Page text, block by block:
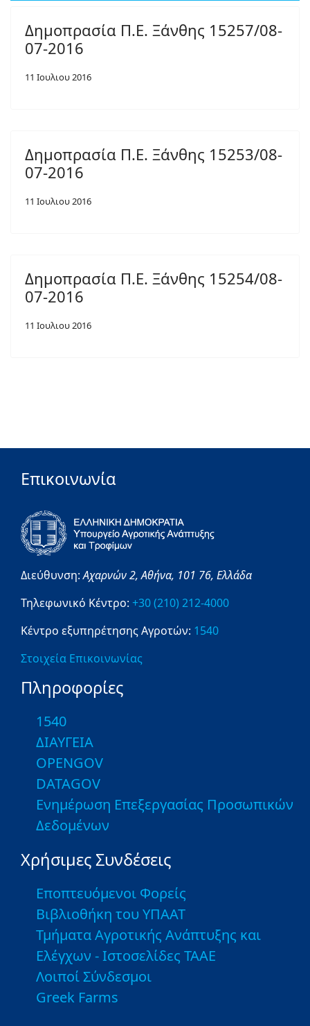
Δημοπρασία Π.Ε. Ξάνθης 15257/08-
07-2016
11 Ιουλιου 2016
Δημοπρασία Π.Ε. Ξάνθης 15253/08-
07-2016
11 Ιουλιου 2016
Δημοπρασία Π.Ε. Ξάνθης 15254/08-
07-2016
11 Ιουλιου 2016
Επικοινωνία
Διεύθυνση:Αχαρνών 2,Αθήνα, 101 76, Ελλάδα
Τηλεφωνικό Κέντρο: +30 (210) 212-4000
Κέντρο εξυπηρέτησης Αγροτών: 1540
Στοιχεία Επικοινωνίας
Πληροφορίες
1540
ΔΙΑΥΓΕΙΑ
OPENGOV
DATAGOV
Ενημέρωση Επεξεργασίας Προσωπικών
Δεδομένων
Χρήσιμες Συνδέσεις
Εποπτευόμενοι Φορείς
Βιβλιοθήκη του ΥΠΑΑΤ
Τμήματα Αγροτικής Ανάπτυξης και
Ελέγχων - Ιστοσελίδες ΤΑΑΕ
Λοιποί Σύνδεσμοι
Greek Farms